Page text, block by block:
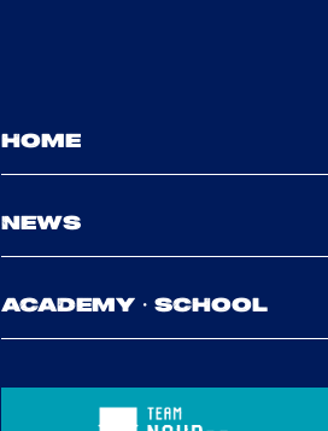
HOME
NEWS
ACADEMY・SCHOOL